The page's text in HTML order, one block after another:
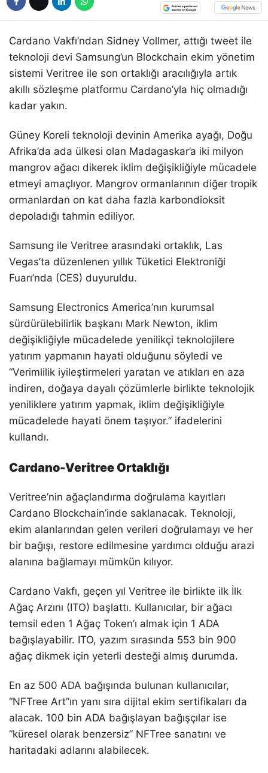
Cardano Vakfı’ndan Sidney Vollmer, attığı tweet ile
teknoloji devi Samsung’un Blockchain ekim yönetim
sistemi Veritree ile son ortaklığı aracılığıyla artık
akıllı sözleşme platformu Cardano’yla hiç olmadığı
kadar yakın.
Güney Koreli teknoloji devinin Amerika ayağı, Doğu
Afrika’da ada ülkesi olan Madagaskar’a iki milyon
mangrov ağacı dikerek iklim değişikliğiyle mücadele
etmeyi amaçlıyor. Mangrov ormanlarının diğer tropik
ormanlardan on kat daha fazla karbondioksit
depoladığı tahmin ediliyor.
Samsung ile Veritree arasındaki ortaklık, Las
Vegas’ta düzenlenen yıllık Tüketici Elektroniği
Fuarı’nda (CES) duyuruldu.
Samsung Electronics America’nın kurumsal
sürdürülebilirlik başkanı Mark Newton, iklim
değişikliğiyle mücadelede yenilikçi teknolojilere
yatırım yapmanın hayati olduğunu söyledi ve
“Verimlilik iyileştirmeleri yaratan ve atıkları en aza
indiren, doğaya dayalı çözümlerle birlikte teknolojik
yeniliklere yatırım yapmak, iklim değişikliğiyle
mücadelede hayati önem taşıyor.” ifadelerini
kullandı.
Cardano-Veritree Ortaklığı
Veritree’nin ağaçlandırma doğrulama kayıtları
Cardano Blockchain’inde saklanacak. Teknoloji,
ekim alanlarından gelen verileri doğrulamayı ve her
bir bağışı, restore edilmesine yardımcı olduğu arazi
alanına bağlamayı mümkün kılıyor.
Cardano Vakfı, geçen yıl Veritree ile birlikte ilk İlk
Ağaç Arzını (ITO) başlattı. Kullanıcılar, bir ağacı
temsil eden 1 Ağaç Token’ı almak için 1 ADA
bağışlayabilir. ITO, yazım sırasında 553 bin 900
ağaç dikmek için yeterli desteği almış durumda.
En az 500 ADA bağışında bulunan kullanıcılar,
“NFTree Art”ın yanı sıra dijital ekim sertifikaları da
alacak. 100 bin ADA bağışlayan bağışçılar ise
“küresel olarak benzersiz” NFTree sanatını ve
haritadaki adlarını alabilecek.